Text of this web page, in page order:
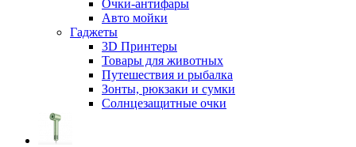
Очки-антифары
Авто мойки
Гаджеты
3D Принтеры
Товары для животных
Путешествия и рыбалка
Зонты, рюкзаки и сумки
Солнцезащитные очки